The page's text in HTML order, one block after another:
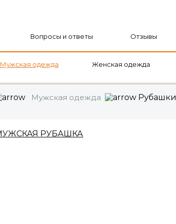
Вопросы и ответы Отзывы
Мужская одежда Женская одежда
Мужская одежда Рубашки